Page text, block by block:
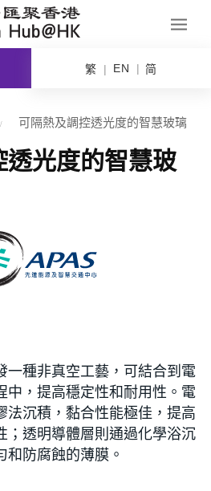
繁 EN 简
可隔熱及調控透光度的智慧玻璃
透光度的智慧玻
一種非真空工藝，可結合到電
中，提高穩定性和耐用性。電
法沉積，黏合性能極佳，提高
；透明導體層則通過化學浴沉
防腐蝕的薄膜。